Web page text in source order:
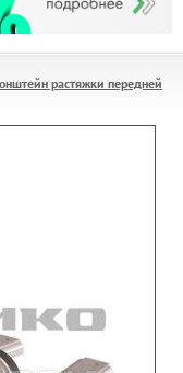
растяжки передней